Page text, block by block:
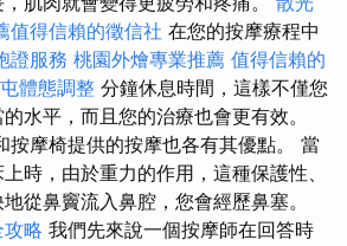
值得信賴的徵信社 在您的按摩療程中
證服務 桃園外燴專業推薦 值得信賴的
體態調整 分鐘休息時間，這樣不僅您
水平，而且您的治療也會更有效。
按摩椅提供的按摩也各有其優點。 當
時，由於重力的作用，這種保護性、
從鼻竇流入鼻腔，您會經歷鼻塞。
略 我們先來說一個按摩師在回答時